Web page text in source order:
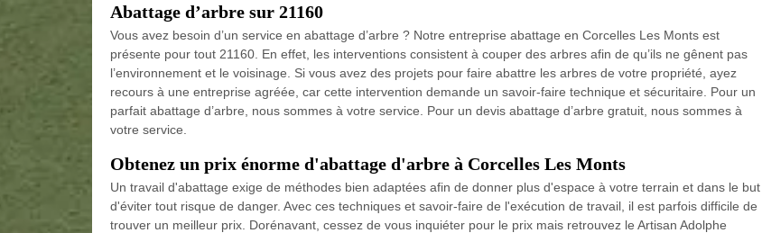
Abattage d’arbre sur 21160
Vous avez besoin d’un service en abattage d’arbre ? Notre entreprise abattage en Corcelles Les Monts est
présente pour tout 21160. En effet, les interventions consistent à couper des arbres afin de qu’ils ne gênent pas
l’environnement et le voisinage. Si vous avez des projets pour faire abattre les arbres de votre propriété, ayez
recours à une entreprise agréée, car cette intervention demande un savoir-faire technique et sécuritaire. Pour un
parfait abattage d’arbre, nous sommes à votre service. Pour un devis abattage d’arbre gratuit, nous sommes à
votre service.
Obtenez un prix énorme d'abattage d'arbre à Corcelles Les Monts
Un travail d'abattage exige de méthodes bien adaptées afin de donner plus d'espace à votre terrain et dans le but
d'éviter tout risque de danger. Avec ces techniques et savoir-faire de l'exécution de travail, il est parfois difficile de
trouver un meilleur prix. Dorénavant, cessez de vous inquiéter pour le prix mais retrouvez le Artisan Adolphe